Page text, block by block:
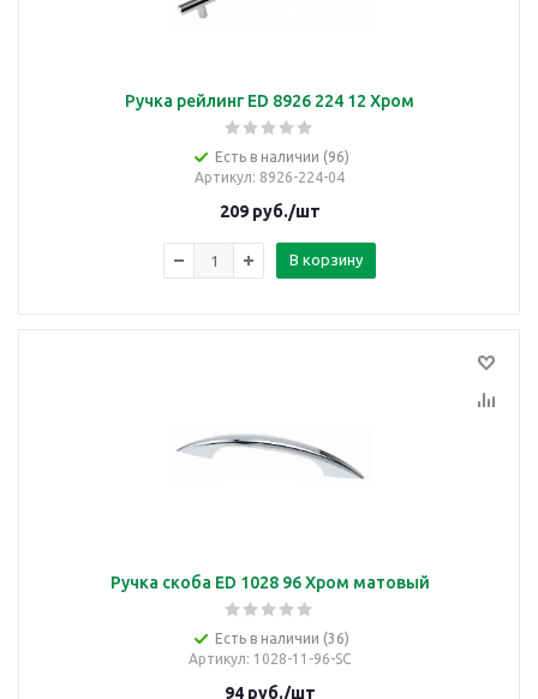
Ручка рейлинг ED 8926 224 12 Хром
Есть в наличии (96)
Артикул: 8926-224-04
209руб./шт
В корзину
Ручка скоба ED 1028 96 Хром матовый
Есть в наличии (36)
Артикул: 1028-11-96-SC
94руб./шт